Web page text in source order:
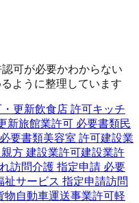
可が必要かわからない
ように整理しています
更新飲食店 許可キッチ
新旅館業許可 必要書類民
要書類美容室 許可建設業
方 建設業許可建設業許
訪問介護 指定申請 必要
祉サービス 指定申請訪問
物自動車運送事業許可軽